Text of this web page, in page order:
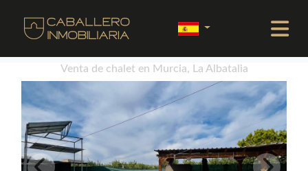
Venta de chalet en Murcia, La Albatalia